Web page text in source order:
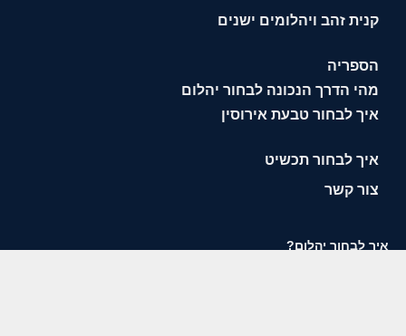
קנית זהב ויהלומים ישנים
הספריה
מהי הדרך הנכונה לבחור יהלום
איך לבחור טבעת אירוסין
איך לבחור תכשיט
צור קשר
איך לבחור יהלום?